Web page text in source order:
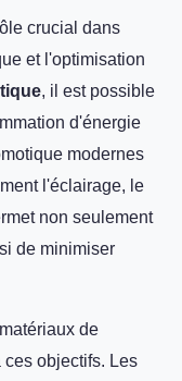
crucial dans
et l'optimisation
, il est possible
d'énergie
modernes
l'éclairage, le
non seulement
de minimiser
de
objectifs. Les